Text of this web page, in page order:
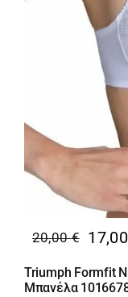
20,00€
Original
price
was:
17,00
Η
τρέχουσα
τιμή
Triumph Formfit N
Μπανέλα